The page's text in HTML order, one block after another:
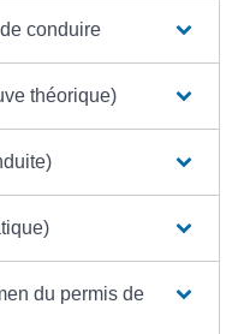
conduire
théorique)
du permis de